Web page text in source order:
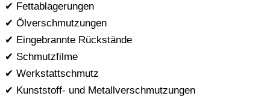
✔ Fettablagerungen
✔ Ölverschmutzungen
✔ Eingebrannte Rückstände
✔ Schmutzfilme
✔ Werkstattschmutz
✔ Kunststoff- und Metallverschmutzungen